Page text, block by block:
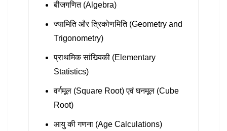
बीजगणित (Algebra)
ज्यामिति और त्रिकोणमिति (Geometry and
Trigonometry)
प्राथमिक सांख्यिकी (Elementary
Statistics)
वर्गमूल (Square Root) एवं घनमूल (Cube
Root)
आयु की गणना (Age Calculations)